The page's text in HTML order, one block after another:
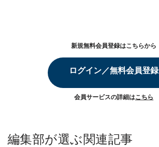
新規無料会員登録はこちらから
ログイン／無料会員登録
会員サービスの詳細はこちら
編集部が選ぶ関連記事